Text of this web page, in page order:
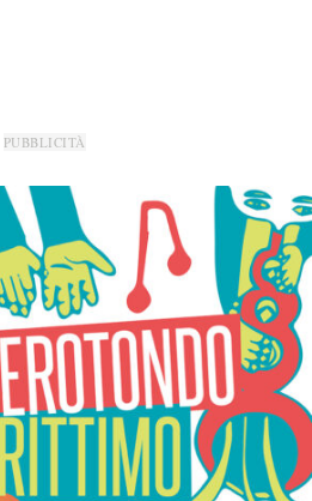
PUBBLICITÀ